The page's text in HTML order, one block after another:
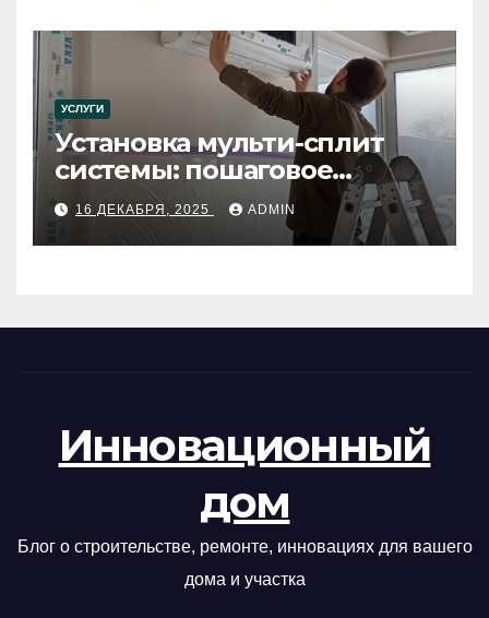
УСЛУГИ
Установка мульти-сплит
системы: пошаговое
руководство
16 ДЕКАБРЯ, 2025 ADMIN
Инновационный
дом
Блог о строительстве, ремонте, инновациях для вашего
дома и участка